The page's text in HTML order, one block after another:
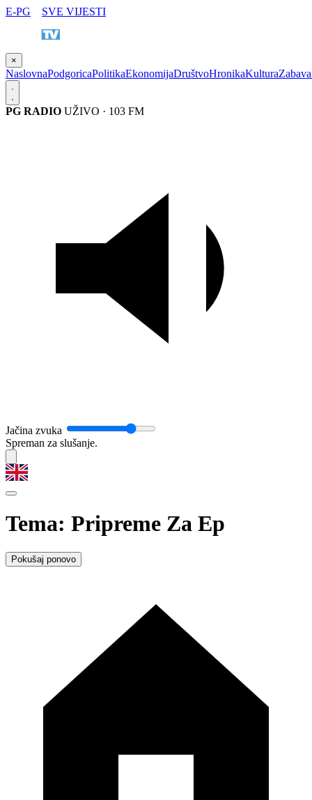
E-PG SVE VIJESTI
×
NaslovnaPodgoricaPolitikaEkonomijaDruštvoHronikaKulturaZabava
PG RADIO UŽIVO · 103 FM
Jačina zvuka
Spreman za slušanje.
Tema: Pripreme Za Ep
Pokušaj ponovo